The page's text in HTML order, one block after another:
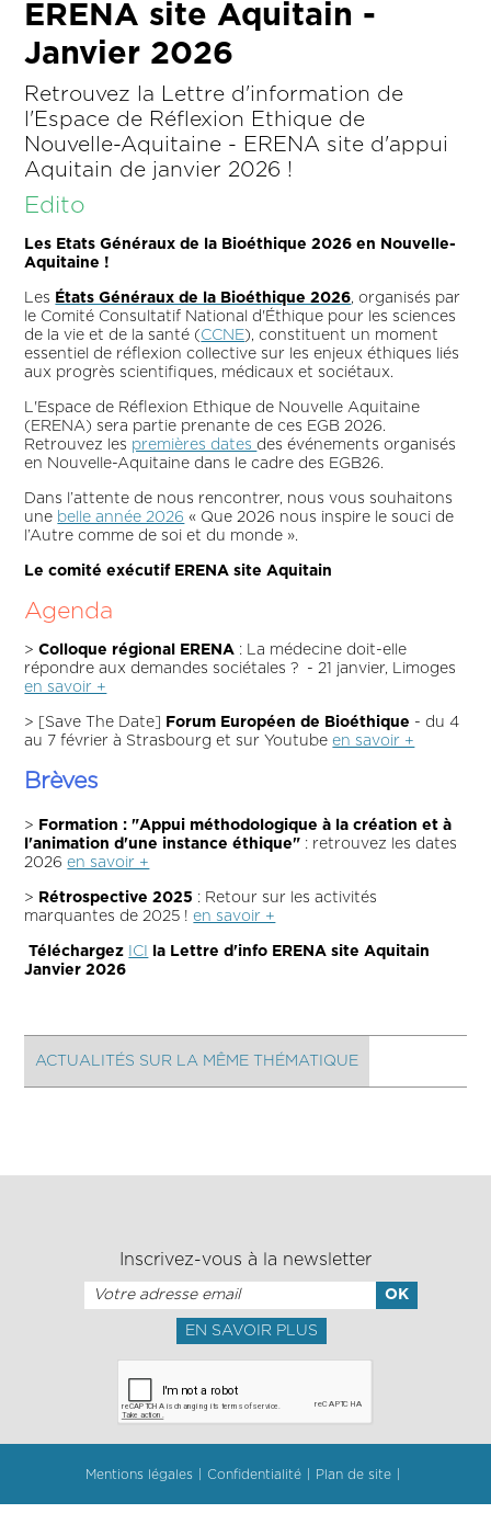
ERENA site Aquitain -
Janvier 2026
Retrouvez la Lettre d'information de
l'Espace de Réflexion Ethique de
Nouvelle-Aquitaine - ERENA site d'appui
Aquitain de janvier 2026 !
Edito
Les Etats Généraux de la Bioéthique 2026 en Nouvelle-
Aquitaine !
Les États Généraux de la Bioéthique 2026, organisés par
le Comité Consultatif National d'Éthique pour les sciences
de la vie et de la santé (CCNE), constituent un moment
essentiel de réflexion collective sur les enjeux éthiques liés
aux progrès scientifiques, médicaux et sociétaux.
L'Espace de Réflexion Ethique de Nouvelle Aquitaine
(ERENA) sera partie prenante de ces EGB 2026.
Retrouvez les premières datesdes événements organisés
en Nouvelle-Aquitaine dans le cadre des EGB26.
Dans l’attente de nous rencontrer, nous vous souhaitons
une belle année 2026 « Que 2026 nous inspire le souci de
l’Autre comme de soi et du monde ».
Le comité exécutif ERENA site Aquitain
Agenda
>Colloque régional ERENA : La médecine doit-elle
répondre aux demandes sociétales ? - 21 janvier, Limoges
en savoir +
> [Save The Date] Forum Européen de Bioéthique - du 4
au 7 février à Strasbourg et sur Youtubeen savoir +
Brèves
> Formation : "Appui méthodologique à la création et à
l'animation d'une instance éthique" : retrouvez les dates
2026en savoir +
> Rétrospective 2025 : Retour sur les activités
marquantes de 2025 !en savoir +
Téléchargez ICI
la Lettre d'info ERENA site Aquitain
Janvier 2026
ACTUALITÉS SUR LA MÊME THÉMATIQUE
Inscrivez-vous à la newsletter
EN SAVOIR PLUS
Mentions légales Confidentialité Plan de site